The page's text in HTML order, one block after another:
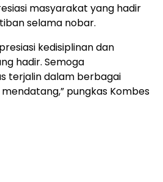
masyarakat yang hadir
selama nobar.
kedisiplinan dan
hadir. Semoga
terjalin dalam berbagai
pungkas Kombes